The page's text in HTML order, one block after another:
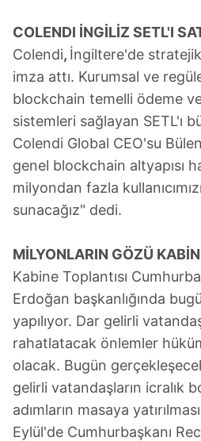
COLENDI İNGİLİZ SETL'I
Colendi, İngiltere'de
imza attı. Kurumsal ve
blockchain temelli ödeme
sistemleri sağlayan SETL'ı
Colendi Global CEO'su
genel blockchain altyapısı
milyondan fazla
sunacağız" dedi.
MİLYONLARIN GÖZÜ
Kabine Toplantısı
Erdoğan başkanlığında
yapılıyor. Dar gelirli
rahatlatacak önlemler
olacak. Bugün
gelirli vatandaşların icralık
adımların masaya
Eylül'de Cumhurbaşkanı